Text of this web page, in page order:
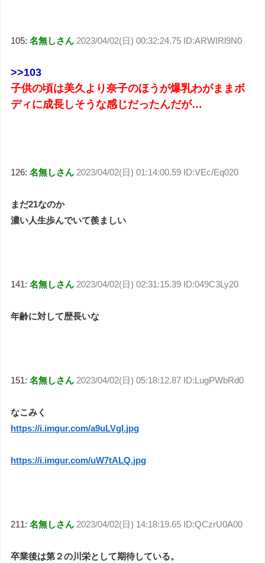
105:名無しさん 2023/04/02(日) 00:32:24.75 ID:ARWIRl9N0
>>103
子供の頃は美久より奈子のほうが爆乳わがままボ
ディに成長しそうな感じだったんだが…
126:名無しさん 2023/04/02(日) 01:14:00.59 ID:VEc/Eq020
まだ21なのか
濃い人生歩んでいて羨ましい
141:名無しさん 2023/04/02(日) 02:31:15.39 ID:049C3Ly20
年齢に対して歴長いな
151:名無しさん 2023/04/02(日) 05:18:12.87 ID:LugPWbRd0
なこみく
https://i.imgur.com/a9uLVgI.jpg
https://i.imgur.com/uW7tALQ.jpg
211:名無しさん 2023/04/02(日) 14:18:19.65 ID:QCzrU0A00
卒業後は第２の川栄として期待している。